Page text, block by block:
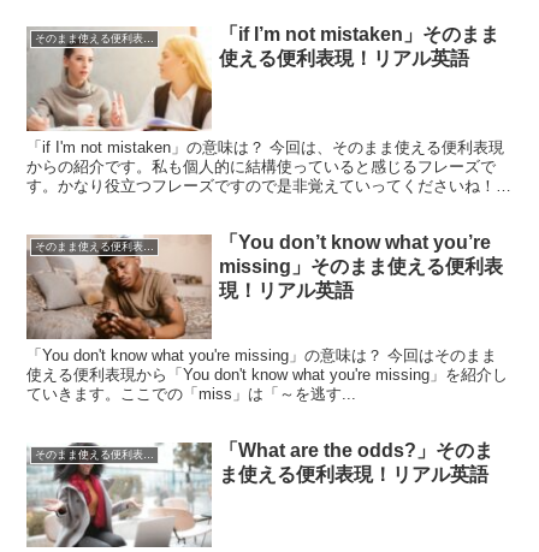
そのまま使える便利表現！シリーズ
「if I’m not mistaken」そのまま
使える便利表現！リアル英語
「if I'm not mistaken」の意味は？ 今回は、そのまま使える便利表現
からの紹介です。私も個人的に結構使っていると感じるフレーズで
す。かなり役立つフレーズですので是非覚えていってくださいね！
そのまま使える便利表現！シリーズ
「You don’t know what you’re
missing」そのまま使える便利表
現！リアル英語
「You don't know what you're missing」の意味は？ 今回はそのまま
使える便利表現から「You don't know what you're missing」を紹介し
ていきます。ここでの「miss」は「～を逃す...
そのまま使える便利表現！シリーズ
「What are the odds?」そのま
ま使える便利表現！リアル英語